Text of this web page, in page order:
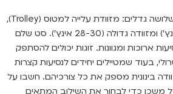
סט מזוודות מגיע לרוב בשלושה גדלים: מזוודת עלייה למטוס (Trolley),
מזוודה בינונית (24-26 אינץ’) ומזוודה גדולה (28-30 אינץ’). סט שלם
ארוכות ומגוונות. זוגות יכולים להסתפק
בעוד שמטיילים יחידים לנסיעות קצרות
בינונית מספק את כל צורכיהם. חשבו על
משכן כדי לבחור את השילוב המתאים